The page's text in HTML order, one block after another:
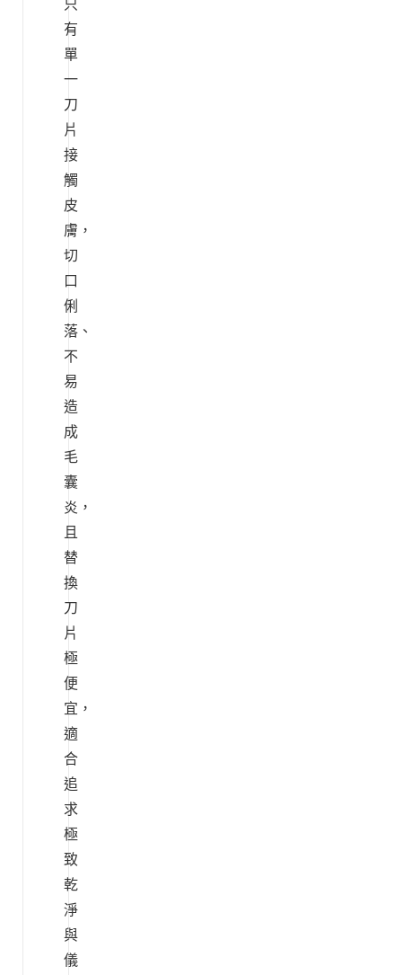
只
有
單
一
刀
片
接
觸
皮
膚，
切
口
俐
落、
不
易
造
成
毛
囊
炎，
且
替
換
刀
片
極
便
宜，
適
合
追
求
極
致
乾
淨
與
儀